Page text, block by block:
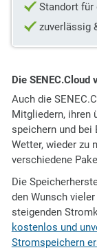
Standort für
zuverlässig
Die SENEC.Cloud
Auch die
Mitgliedern, ihren
speichern und bei
Wetter, wieder zu
verschiedene
Die
den Wunsch
steigenden
kostenlos und
Stromspeichern